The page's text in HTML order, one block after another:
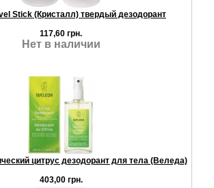
Stick (Кристалл) твердый дезодорант
117,60 грн.
Нет в наличии
цитрус дезодорант для тела (Веледа)
403,00 грн.